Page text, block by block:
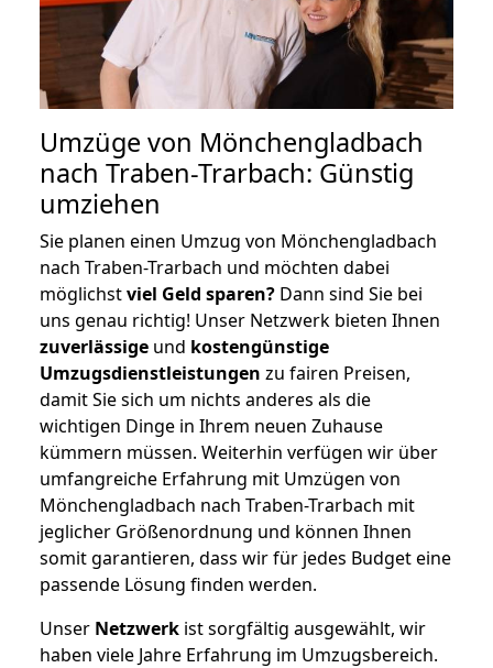
Umzüge von Mönchengladbach
nach Traben-Trarbach: Günstig
umziehen
Sie planen einen Umzug von Mönchengladbach
nach Traben-Trarbach und möchten dabei
möglichstviel Geld sparen? Dann sind Sie bei
uns genau richtig! Unser Netzwerk bieten Ihnen
zuverlässige und kostengünstige
Umzugsdienstleistungen zu fairen Preisen,
damit Sie sich um nichts anderes als die
wichtigen Dinge in Ihrem neuen Zuhause
kümmern müssen. Weiterhin verfügen wir über
umfangreiche Erfahrung mit Umzügen von
Mönchengladbach nach Traben-Trarbach mit
jeglicher Größenordnung und können Ihnen
somit garantieren, dass wir für jedes Budget eine
passende Lösung finden werden.
Unser Netzwerk ist sorgfältig ausgewählt, wir
haben viele Jahre Erfahrung im Umzugsbereich.